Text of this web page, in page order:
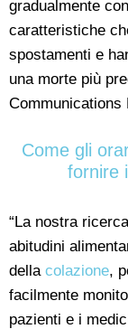
gradualmente
caratteristiche
spostamenti e
una morte più
Communications
Come gli
fornire
“La nostra
abitudini
della colazione,
facilmente
pazienti e i